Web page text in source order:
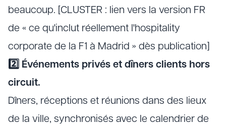
beaucoup. [CLUSTER : lien vers la version FR
de « ce qu'inclut réellement l'hospitality
corporate de la F1 à Madrid » dès publication]
2️⃣ Événements privés et dîners clients hors
circuit.
Dîners, réceptions et réunions dans des lieux
de la ville, synchronisés avec le calendrier de